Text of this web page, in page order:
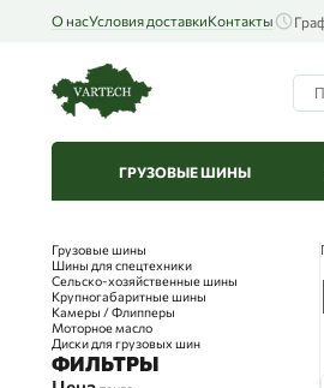
О насУсловия доставкиКонтакты
ГРУЗОВЫЕ ШИНЫ
Грузовые шины
Шины для спецтехники
Сельско-хозяйственные шины
Крупногабаритные шины
Камеры / Флипперы
Моторное масло
Диски для грузовых шин
ФИЛЬТРЫ